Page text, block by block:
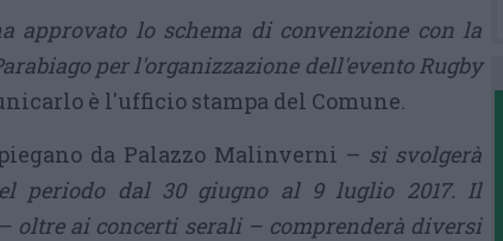
approvato lo schema di convenzione con la
per l'organizzazione dell'evento Rugby
è l'ufficio stampa del Comune.
da Palazzo Malinverni – si svolgerà
periodo dal 30 giugno al 9 luglio 2017. Il
oltre ai concerti serali – comprenderà diversi